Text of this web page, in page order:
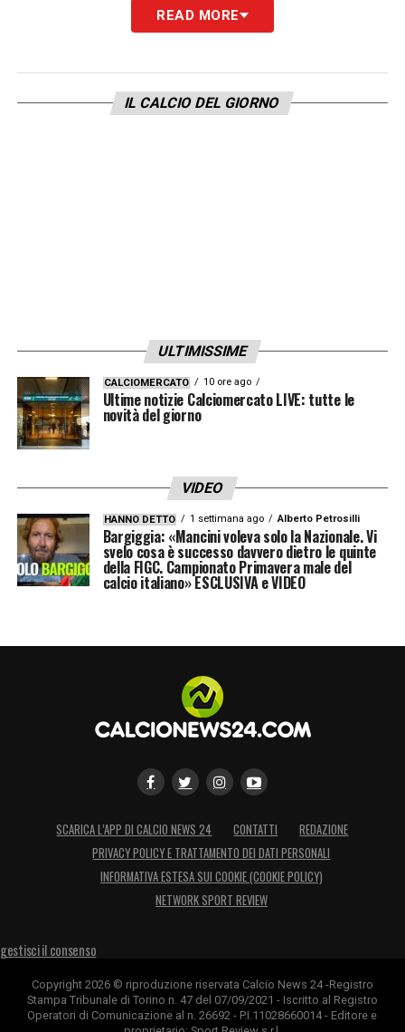
L’arrivo di Raffaele Palladino ha però
tecnico ha individuato in Lookman una
pedina fondamentale per costruire un
calciatori più duttili e decisivi dell’organico
nerazzurro. Il risultato è evidente:
entusiasmo ritrovato, motivazioni alte e la
volontà del giocatore di rilanciarsi anche in
ottica Nigeria.
LEGGI ANCHE >>> Ultime notizie
Calciomercato LIVE: tutte le novità del
giorno
Nonostante il rilancio del progetto “Lookman
Atalanta”, il Tottenham continua a seguire
con attenzione le evoluzioni. Gli Spurs
non esistono trattative concrete né accordi
fonti vicine al mercato raffreddano l’ipotesi
di un trasferimento immediato, anche perché
l’Atalanta considera Lookman un asset
Gennaio può essere il mese decisivo
Il destino di Lookman Atalanta si giocherà
READ MORE
IL CALCIO DEL GIORNO
ULTIMISSIME
CALCIOMERCATO 10 ore ago
Ultime notizie Calciomercato LIVE: tutte le
novità del giorno
VIDEO
HANNO DETTO 1 settimana ago Alberto Petrosilli
Bargiggia: «Mancini voleva solo la Nazionale. Vi
svelo cosa è successo davvero dietro le quinte
della FIGC. Campionato Primavera male del
calcio italiano» ESCLUSIVA e VIDEO
SCARICA L’APP DI CALCIO NEWS 24 CONTATTI
REDAZIONE
PRIVACY POLICY E TRATTAMENTO DEI DATI PERSONALI
INFORMATIVA ESTESA SUI COOKIE (COOKIE POLICY)
NETWORK SPORT REVIEW
gestisci il consenso
Copyright 2026 © riproduzione riservata Calcio News 24 -Registro
Stampa Tribunale di Torino n. 47 del 07/09/2021 - Iscritto al Registro
Operatori di Comunicazione al n. 26692 - P.I.11028660014 - Editore e